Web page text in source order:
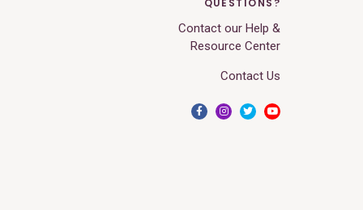
QUESTIONS?
Contact our Help &
Resource Center
Contact Us